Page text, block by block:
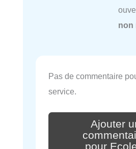
non
Pas de commentaire
service.
Ajouter
pour